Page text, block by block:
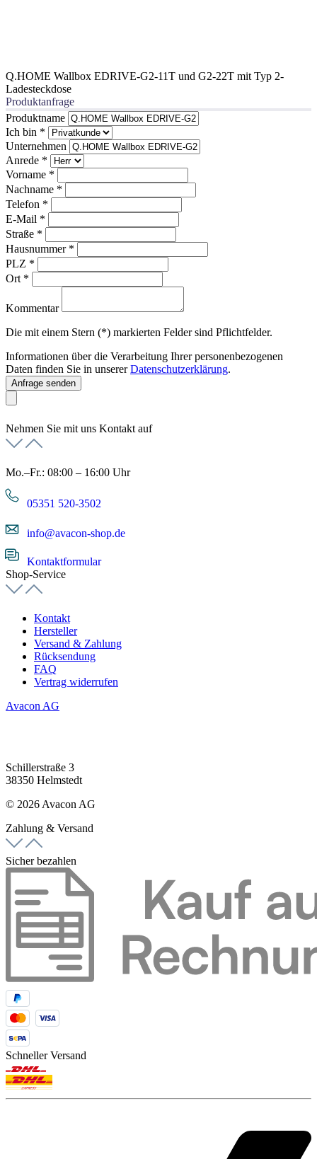
Q.HOME Wallbox EDRIVE-G2-11T und G2-22T mit Typ 2-
Ladesteckdose
Produktanfrage
Produktname
Ich bin *
Unternehmen
Anrede *
Vorname *
Nachname *
Telefon *
E-Mail *
Straße *
Hausnummer *
PLZ *
Ort *
Kommentar
Die mit einem Stern (*) markierten Felder sind Pflichtfelder.
Informationen über die Verarbeitung Ihrer personenbezogenen
Daten finden Sie in unsererDatenschutzerklärung.
Anfrage senden
Nehmen Sie mit uns Kontakt auf
Mo.–Fr.: 08:00 – 16:00 Uhr
05351 520-3502
info@avacon-shop.de
Kontaktformular
Shop-Service
Kontakt
Hersteller
Versand & Zahlung
Rücksendung
FAQ
Vertrag widerrufen
Avacon AG
Schillerstraße 3
38350 Helmstedt
© 2026 Avacon AG
Zahlung & Versand
Sicher bezahlen
Schneller Versand